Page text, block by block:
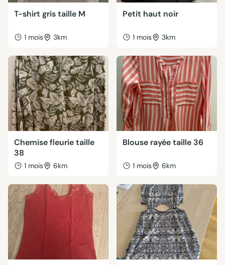
T-shirt gris taille M
1 mois 3km
Petit haut noir
1 mois 3km
Chemise fleurie taille
38
1 mois 6km
Blouse rayée taille 36
1 mois 6km